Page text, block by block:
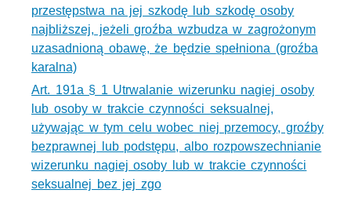
przestępstwa na jej szkodę lub szkodę osoby
najbliższej, jeżeli groźba wzbudza w zagrożonym
uzasadnioną obawę, że będzie spełniona (groźba
karalna)
Art. 191a § 1 Utrwalanie wizerunku nagiej osoby
lub osoby w trakcie czynności seksualnej,
używając w tym celu wobec niej przemocy, groźby
bezprawnej lub podstępu, albo rozpowszechnianie
wizerunku nagiej osoby lub w trakcie czynności
seksualnej bez jej zgo